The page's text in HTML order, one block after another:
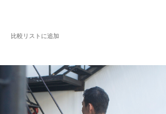
比較リストに追加